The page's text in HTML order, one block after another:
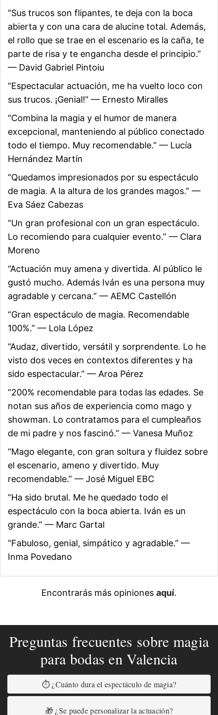
“Sus trucos son flipantes, te deja con la boca
abierta y con una cara de alucine total. Además,
el rollo que se trae en el escenario es la caña, te
parte de risa y te engancha desde el principio.”
— David Gabriel Pintoiu
“Espectacular actuación, me ha vuelto loco con
sus trucos. ¡Genial!” — Ernesto Miralles
“Combina la magia y el humor de manera
excepcional, manteniendo al público conectado
todo el tiempo. Muy recomendable.” — Lucía
Hernández Martín
“Quedamos impresionados por su espectáculo
de magia. A la altura de los grandes magos.” —
Eva Sáez Cabezas
“Un gran profesional con un gran espectáculo.
Lo recomiendo para cualquier evento.” — Clara
Moreno
“Actuación muy amena y divertida. Al público le
gustó mucho. Además Iván es una persona muy
agradable y cercana.” — AEMC Castellón
“Gran espectáculo de magia. Recomendable
100%.” — Lola López
“Audaz, divertido, versátil y sorprendente. Lo he
visto dos veces en contextos diferentes y ha
sido espectacular.” — Aroa Pérez
“200% recomendable para todas las edades. Se
notan sus años de experiencia como mago y
showman. Lo contratamos para el cumpleaños
de mi padre y nos fascinó.” — Vanesa Muñoz
“Mago elegante, con gran soltura y fluidez sobre
el escenario, ameno y divertido. Muy
recomendable.” — José Miguel EBC
“Ha sido brutal. Me he quedado todo el
espectáculo con la boca abierta. Iván es un
grande.” — Marc Gartal
“Fabuloso, genial, simpático y agradable.” —
Inma Povedano
Encontrarás más opiniones aquí.
Preguntas frecuentes sobre magia
para bodas en Valencia
⏱ ¿Cuánto dura el espectáculo de magia?
🎁 ¿Se puede personalizar la actuación?